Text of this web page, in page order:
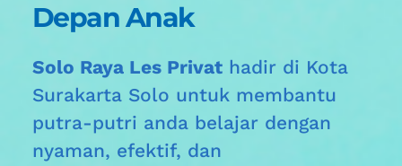
Depan Anak
Solo Raya Les Privat hadir di Kota
Surakarta Solo untuk membantu
putra-putri anda belajar dengan
nyaman, efektif, dan